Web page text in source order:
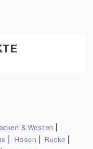
& Westen
Hosen Röcke